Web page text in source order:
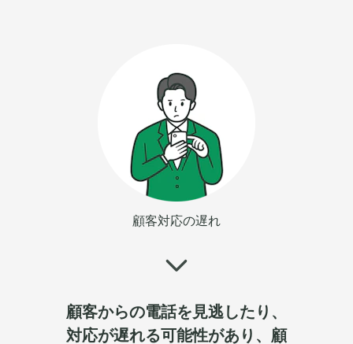
顧客対応の遅れ
顧客からの電話を見逃したり、
対応が遅れる可能性があり、顧